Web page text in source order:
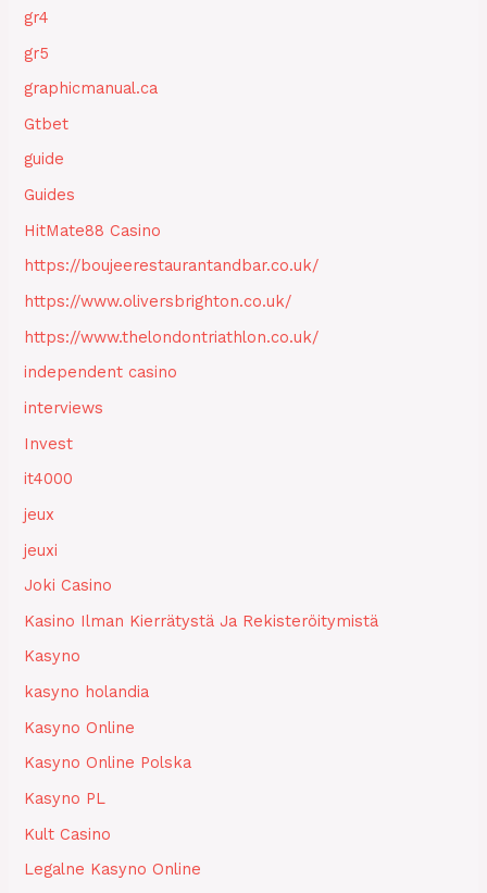
gr4
gr5
graphicmanual.ca
Gtbet
guide
Guides
HitMate88 Casino
https://boujeerestaurantandbar.co.uk/
https://www.oliversbrighton.co.uk/
https://www.thelondontriathlon.co.uk/
independent casino
interviews
Invest
it4000
jeux
jeuxi
Joki Casino
Kasino Ilman Kierrätystä Ja Rekisteröitymistä
Kasyno
kasyno holandia
Kasyno Online
Kasyno Online Polska
Kasyno PL
Kult Casino
Legalne Kasyno Online